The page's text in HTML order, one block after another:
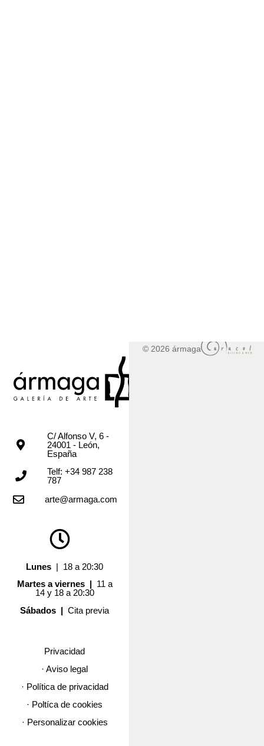
C/ Alfonso V, 6 -
24001 - León,
España
Telf: +34 987 238
787
arte@armaga.com
Lunes | 18 a 20:30
Martes a viernes | 11 a
14 y 18 a 20:30
Sábados |Cita previa
Privacidad
· Aviso legal
· Política de privacidad
· Poltíca de cookies
· Personalizar cookies
© 2026 ármaga